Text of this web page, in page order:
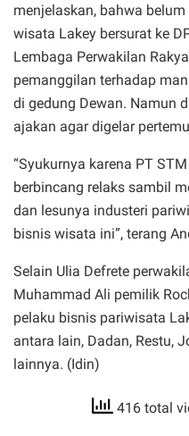
menjelaskan, bahwa
wisata Lakey bersurat ke
Lembaga Perwakilan
pemanggilan terhadap
di gedung Dewan. Namun
ajakan agar digelar
“Syukurnya karena PT
berbincang relaks sambil
dan lesunya industeri
bisnis wisata ini”, terang
Selain Ulia Defrete
Muhammad Ali pemilik
pelaku bisnis pariwisata
antara lain, Dadan, Restu,
lainnya. (Idin)
416 total